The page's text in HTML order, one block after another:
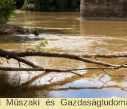
Műszaki és